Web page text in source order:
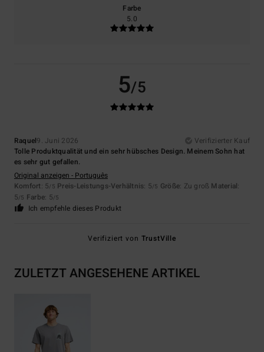
Farbe
5.0
5/5
Raquel9. Juni 2026
Verifizierter Kauf
Tolle Produktqualität und ein sehr hübsches Design. Meinem Sohn hat
es sehr gut gefallen.
Original anzeigen - Português
Komfort: 5/5 Preis-Leistungs-Verhältnis: 5/5 Größe: Zu groß Material:
5/5 Farbe: 5/5
Ich empfehle dieses Produkt
Verifiziert von TrustVille
ZULETZT ANGESEHENE ARTIKEL